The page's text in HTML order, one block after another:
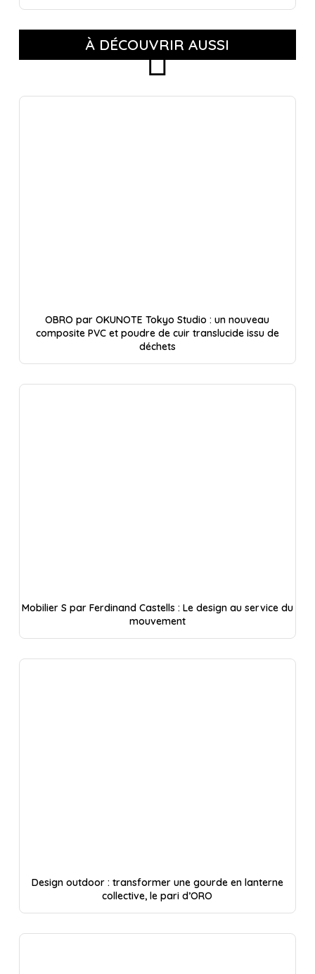
À DÉCOUVRIR AUSSI
OBRO par OKUNOTE Tokyo Studio : un nouveau
composite PVC et poudre de cuir translucide issu de
déchets
Mobilier S par Ferdinand Castells : Le design au service du
mouvement
Design outdoor : transformer une gourde en lanterne
collective, le pari d’ORO